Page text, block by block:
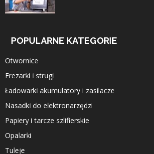
POPULARNE KATEGORIE
Otwornice
Frezarki i strugi
Ładowarki akumulatory i zasilacze
Nasadki do elektronarzędzi
Papiery i tarcze szlifierskie
Opalarki
Tuleje